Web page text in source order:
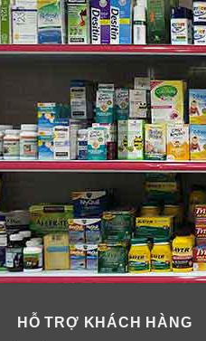
chảy máu, bầm tím… và
HỖ TRỢ KHÁCH HÀNG